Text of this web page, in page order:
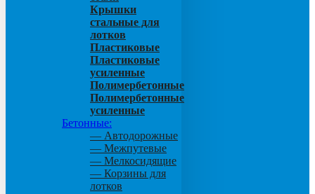
Крышки
стальные для
лотков
Пластиковые
Пластиковые
усиленные
Полимербетонные
Полимербетонные
усиленные
Бетонные:
— Автодорожные
— Межпутевые
— Мелкосидящие
— Корзины для
лотков